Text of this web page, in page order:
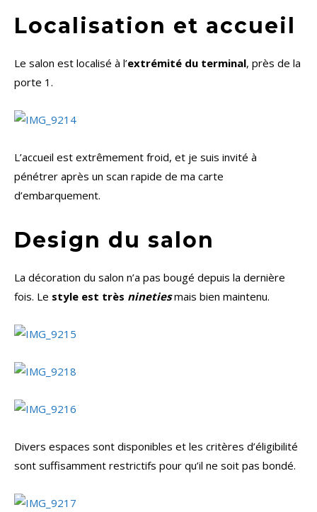
Localisation et accueil
Le salon est localisé à l’extrémité du terminal, près de la
porte 1.
L’accueil est extrêmement froid, et je suis invité à
pénétrer après un scan rapide de ma carte
d’embarquement.
Design du salon
La décoration du salon n’a pas bougé depuis la dernière
fois. Le style est très ninetiesmais bien maintenu.
Divers espaces sont disponibles et les critères d’éligibilité
sont suffisamment restrictifs pour qu’il ne soit pas bondé.